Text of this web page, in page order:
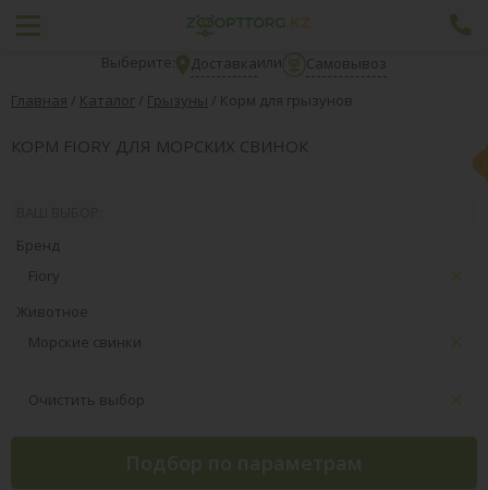
Выберите: Доставкаили
Самовывоз
Главная / Каталог / Грызуны / Корм для грызунов
КОРМ FIORY ДЛЯ МОРСКИХ СВИНОК
Бренд
Fiory
Животное
Морские свинки
Очистить выбор
Подбор по параметрам